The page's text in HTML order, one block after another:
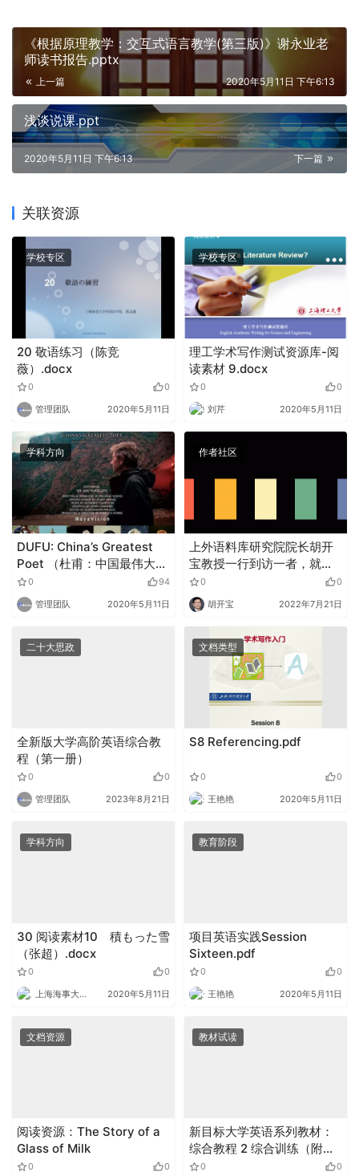
《根据原理教学：交互式语言教学(第三版)》谢永业老
师读书报告.pptx
上一篇 2020年5月11日 下午6:13
浅谈说课.ppt
下一篇
2020年5月11日 下午6:13
关联资源
学校专区
20 敬语练习（陈竞
薇）.docx
0 0
管理团队 2020年5月11日
学校专区
理工学术写作测试资源库-阅
读素材 9.docx
0 0
刘芹 2020年5月11日
学科方向
DUFU: China’s Greatest
Poet （杜甫：中国最伟大的
诗人）
0 94
管理团队 2020年5月11日
作者社区
上外语料库研究院院长胡开
宝教授一行到访一者，就未
来多项合作达成共识
0 0
胡开宝 2022年7月21日
二十大思政
全新版大学高阶英语综合教
程（第一册）
0 0
管理团队 2023年8月21日
文档类型
S8 Referencing.pdf
0 0
王艳艳 2020年5月11日
学科方向
30 阅读素材10 積もった雪
（张超）.docx
0 0
上海海事大学外语 2020年5月11日
教育阶段
项目英语实践Session
Sixteen.pdf
0 0
王艳艳 2020年5月11日
文档资源
阅读资源：The Story of a
Glass of Milk
0 0
教材试读
新目标大学英语系列教材：
综合教程 2 综合训练（附
mp3下载）》试读
0 0